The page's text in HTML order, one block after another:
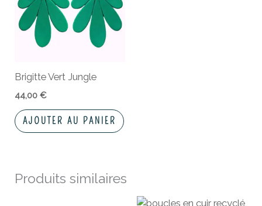
Brigitte Vert Jungle
44,00€
AJOUTER AU PANIER
Produits similaires